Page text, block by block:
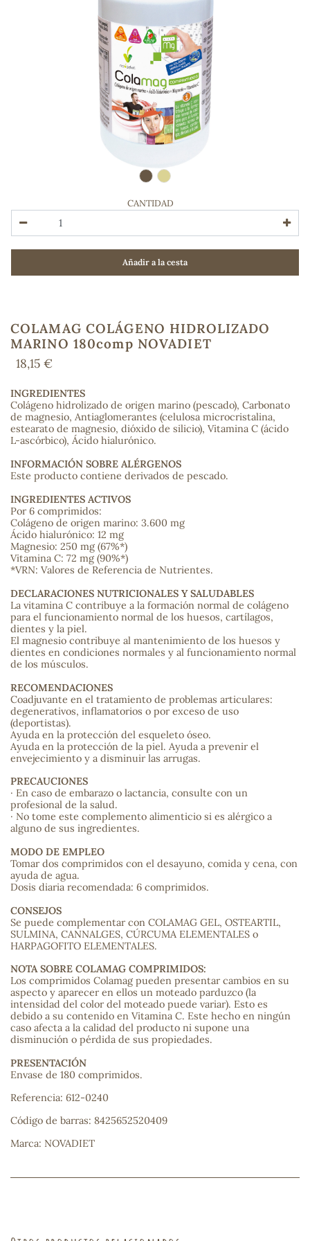
CANTIDAD
Añadir a la cesta
COLAMAG COLÁGENO HIDROLIZADO
MARINO 180comp NOVADIET
18,15 €
INGREDIENTES
Colágeno hidrolizado de origen marino (pescado), Carbonato
de magnesio, Antiaglomerantes (celulosa microcristalina,
estearato de magnesio, dióxido de silicio), Vitamina C (ácido
L-ascórbico), Ácido hialurónico.
INFORMACIÓN SOBRE ALÉRGENOS
Este producto contiene derivados de pescado.
INGREDIENTES ACTIVOS
Por 6 comprimidos:
Colágeno de origen marino: 3.600 mg
Ácido hialurónico: 12 mg
Magnesio: 250 mg (67%*)
Vitamina C: 72 mg (90%*)
*VRN: Valores de Referencia de Nutrientes.
DECLARACIONES NUTRICIONALES Y SALUDABLES
La vitamina C contribuye a la formación normal de colágeno
para el funcionamiento normal de los huesos, cartílagos,
dientes y la piel.
El magnesio contribuye al mantenimiento de los huesos y
dientes en condiciones normales y al funcionamiento normal
de los músculos.
RECOMENDACIONES
Coadjuvante en el tratamiento de problemas articulares:
degenerativos, inflamatorios o por exceso de uso
(deportistas).
Ayuda en la protección del esqueleto óseo.
Ayuda en la protección de la piel. Ayuda a prevenir el
envejecimiento y a disminuir las arrugas.
PRECAUCIONES
· En caso de embarazo o lactancia, consulte con un
profesional de la salud.
· No tome este complemento alimenticio si es alérgico a
alguno de sus ingredientes.
MODO DE EMPLEO
Tomar dos comprimidos con el desayuno, comida y cena, con
ayuda de agua.
Dosis diaria recomendada: 6 comprimidos.
CONSEJOS
Se puede complementar con COLAMAG GEL, OSTEARTIL,
SULMINA, CANNALGES, CÚRCUMA ELEMENTALES o
HARPAGOFITO ELEMENTALES.
NOTA SOBRE COLAMAG COMPRIMIDOS:
Los comprimidos Colamag pueden presentar cambios en su
aspecto y aparecer en ellos un moteado parduzco (la
intensidad del color del moteado puede variar). Esto es
debido a su contenido en Vitamina C. Este hecho en ningún
caso afecta a la calidad del producto ni supone una
disminución o pérdida de sus propiedades.
PRESENTACIÓN
Envase de 180 comprimidos.
Referencia: 612-0240
Código de barras: 8425652520409
Marca: NOVADIET